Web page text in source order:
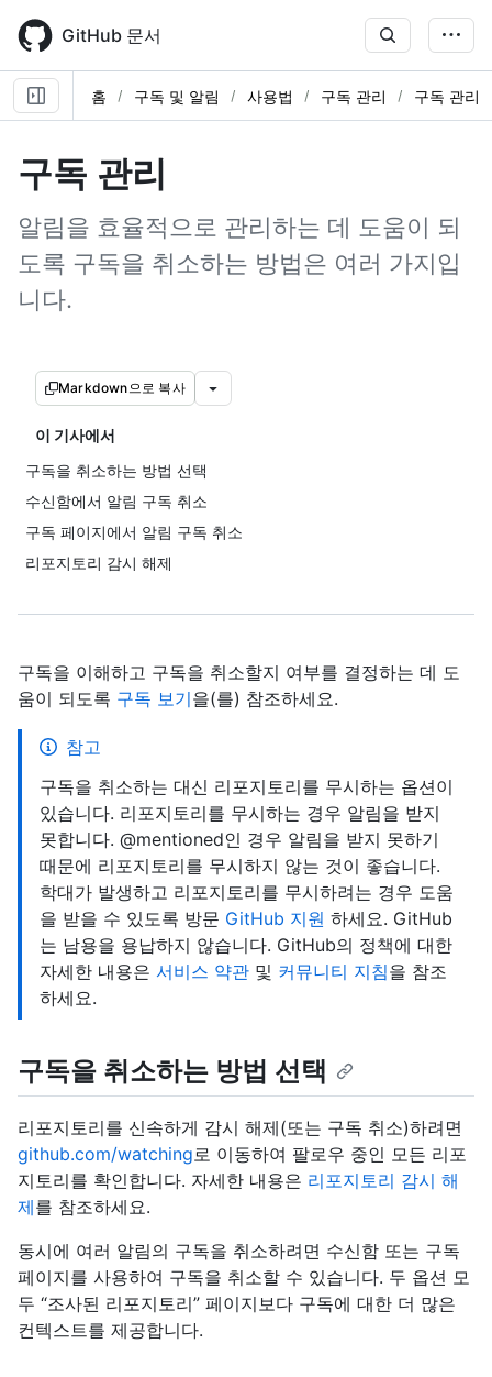
main
content
GitHub 문서
홈 구독 및 알림 사용법 구독 관리 구독 관리
구독 관리
알림을 효율적으로 관리하는 데 도움이 되
도록 구독을 취소하는 방법은 여러 가지입
니다.
Markdown으로 복사
이 기사에서
구독을 취소하는 방법 선택
수신함에서 알림 구독 취소
구독 페이지에서 알림 구독 취소
리포지토리 감시 해제
구독을 이해하고 구독을 취소할지 여부를 결정하는 데 도
움이 되도록 구독 보기을(를) 참조하세요.
참고
구독을 취소하는 대신 리포지토리를 무시하는 옵션이
있습니다. 리포지토리를 무시하는 경우 알림을 받지
못합니다. @mentioned인 경우 알림을 받지 못하기
때문에 리포지토리를 무시하지 않는 것이 좋습니다.
학대가 발생하고 리포지토리를 무시하려는 경우 도움
을 받을 수 있도록 방문 GitHub 지원 하세요. GitHub
는 남용을 용납하지 않습니다. GitHub의 정책에 대한
자세한 내용은 서비스 약관 및 커뮤니티 지침을 참조
하세요.
구독을 취소하는 방법 선택
리포지토리를 신속하게 감시 해제(또는 구독 취소)하려면
github.com/watching로 이동하여 팔로우 중인 모든 리포
지토리를 확인합니다. 자세한 내용은 리포지토리 감시 해
제를 참조하세요.
동시에 여러 알림의 구독을 취소하려면 수신함 또는 구독
페이지를 사용하여 구독을 취소할 수 있습니다. 두 옵션 모
두 “조사된 리포지토리” 페이지보다 구독에 대한 더 많은
컨텍스트를 제공합니다.